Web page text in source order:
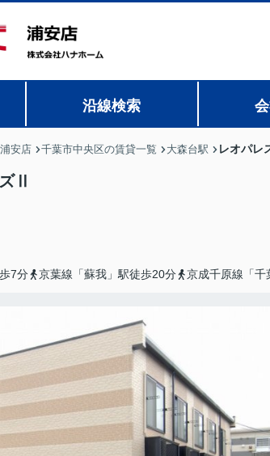
沿線検索
安店 千葉市中央区の賃貸一覧 大森台駅 レオパレ
Ⅱ
7分
京葉線「蘇我」駅徒歩20分 京成千原線「千